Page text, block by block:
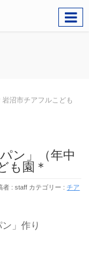
沼市チアフルこども
ン」（年中
園＊
者 :staff カテゴリー :チア
」作り